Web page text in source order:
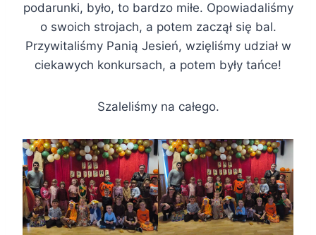
podarunki, było, to bardzo miłe. Opowiadaliśmy
o swoich strojach, a potem zaczął się bal.
Przywitaliśmy Panią Jesień, wzięliśmy udział w
ciekawych konkursach, a potem były tańce!
Szaleliśmy na całego.